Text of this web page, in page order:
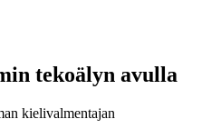
tekoälyn avulla
kielivalmentajan